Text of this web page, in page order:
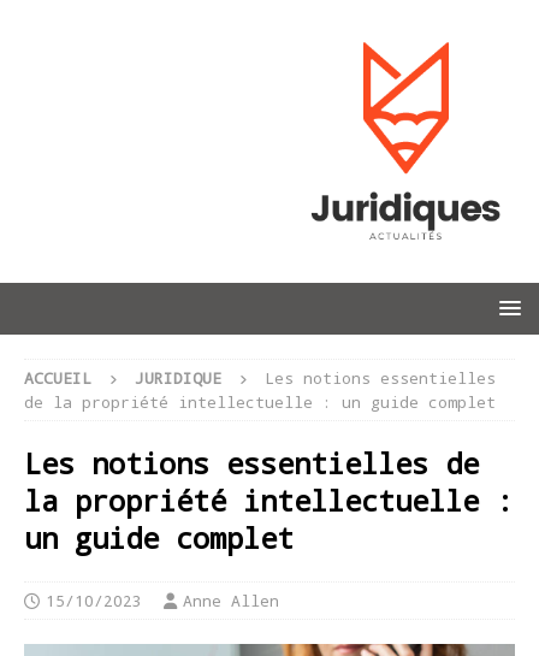
ACCUEIL JURIDIQUE
Les notions essentielles
de la propriété intellectuelle : un guide complet
Les notions essentielles de
la propriété intellectuelle :
un guide complet
15/10/2023 Anne Allen